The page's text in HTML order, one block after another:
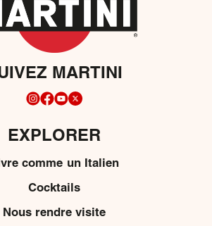
MARTINI
EXPLORER
comme un Italien
Cocktails
Nous rendre visite